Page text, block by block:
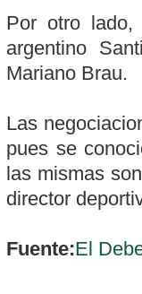
Por otro
argentino
Mariano Brau.
Las
pues se
las mismas
director
Fuente:El